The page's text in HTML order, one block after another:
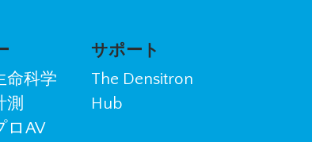
命科学
測
ロAV
サポート
The Densitron
Hub